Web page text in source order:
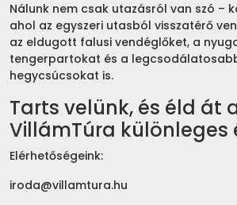
Nálunk nem csak utazásról van szó –
ahol az egyszeri utasból visszatérő
az eldugott falusi vendéglőket, a
tengerpartokat és a
hegycsúcsokat is.
Tarts velünk, és éld át
VillámTúra különleges
Elérhetőségeink:
iroda@villamtura.hu